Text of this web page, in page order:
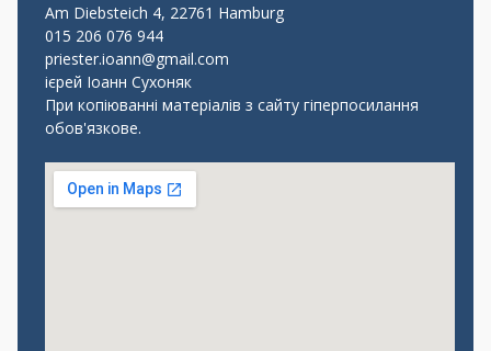
Am Diebsteich 4, 22761 Hamburg
015 206 076 944
priester.ioann@gmail.com
ієрей Іоанн Сухоняк
При копіюванні матеріалів з сайту гіперпосилання
обов'язкове.